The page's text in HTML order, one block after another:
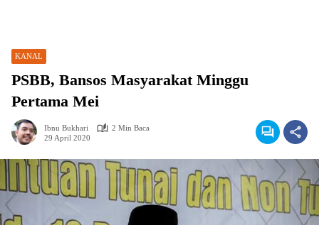
KANAL
PSBB, Bansos Masyarakat Minggu
Pertama Mei
Ibnu Bukhari
2 Min Baca
29 April 2020